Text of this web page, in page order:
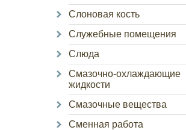
Слоновая кость
Служебные помещения
Слюда
Смазочно-охлаждающие
жидкости
Смазочные вещества
Сменная работа